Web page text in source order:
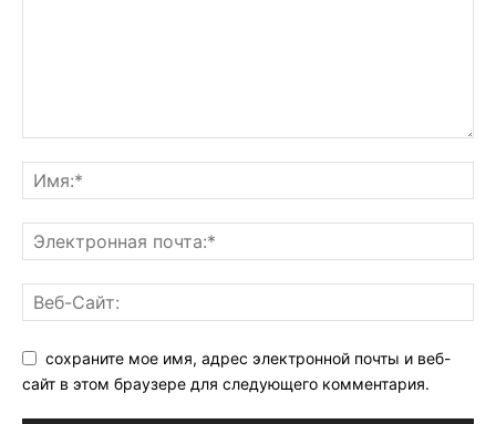
сохраните мое имя, адрес электронной почты и веб-
сайт в этом браузере для следующего комментария.